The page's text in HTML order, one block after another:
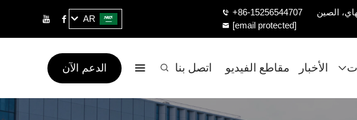
+86-15256544707
[email protected]
AR
الأخبار مقاطع الفيديو اتصل بنا الدعم الآن